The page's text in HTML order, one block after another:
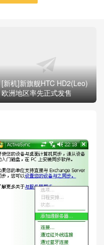
[新机]新旗舰HTC HD2(Leo)
欧洲地区率先正式发售